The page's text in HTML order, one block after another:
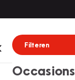
Filteren
Occasions